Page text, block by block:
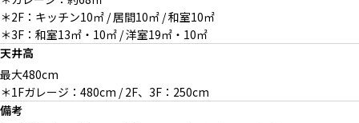
＊2F：キッチン10㎡ / 居間10㎡ / 和室10㎡
＊3F：和室13㎡・10㎡ / 洋室19㎡・10㎡
天井高
最大480cm
＊1Fガレージ：480cm / 2F、3F：250cm
備考